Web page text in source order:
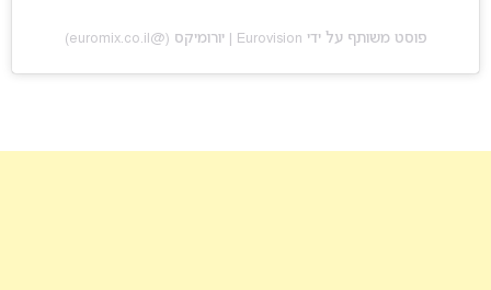
פוסט משותף על ידי ‏‎Eurovision | יורומיקס‎‏ (@‏‎euromix.co.il‎‏) ‎‏